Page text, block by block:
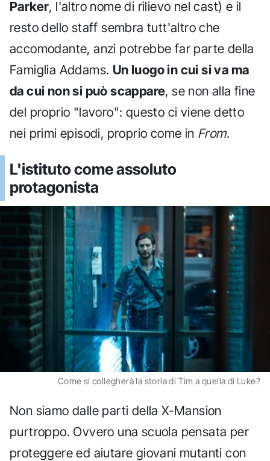
Parker, l'altro nome di rilievo nel cast) e il
resto dello staff sembra tutt'altro che
accomodante, anzi potrebbe far parte della
Famiglia Addams. Un luogo in cui si va ma
da cui non si può scappare, se non alla fine
del proprio "lavoro": questo ci viene detto
nei primi episodi, proprio come in From.
L'istituto come assoluto
protagonista
Come si collegherà la storia di Tim a quella di Luke?
Non siamo dalle parti della X-Mansion
purtroppo. Ovvero una scuola pensata per
proteggere ed aiutare giovani mutanti con